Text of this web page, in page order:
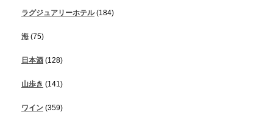
ラグジュアリーホテル(184)
海 (75)
日本酒 (128)
山歩き (141)
ワイン (359)